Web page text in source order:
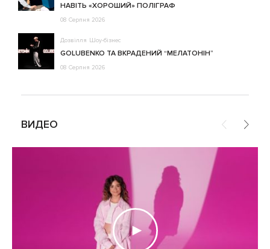
НАВІТЬ «ХОРОШИЙ» ПОЛІГРАФ
08 Серпня 2026
Дозвілля Шоу-бізнес
GOLUBENKO ТА ВКРАДЕНИЙ “МЕЛАТОНІН”
08 Серпня 2026
ВИДЕО